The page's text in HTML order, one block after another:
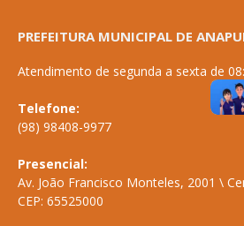
PREFEITURA MUNICIPAL DE
Atendimento de segunda a sexta de
Telefone:
(98) 98408-9977
Presencial:
Av. João Francisco Monteles, 2001 \
CEP: 65525000